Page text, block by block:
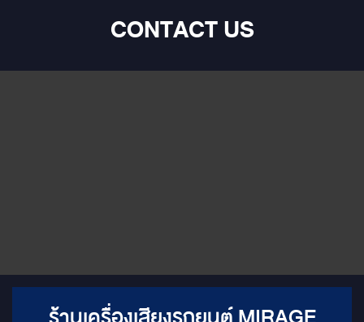
ratio >95dB Sensitivity
170mV~8V T.H.D. <0.1%
freq. 50Hz~3KHz Low pass
CONTACT US